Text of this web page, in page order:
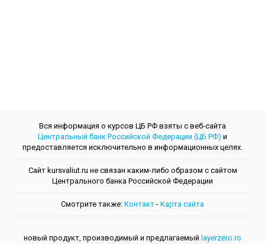
Вся информация о курсов ЦБ РФ взяты с веб-сайта
Центральный банк Российской Федерации (ЦБ РФ) и
предоставляется исключительно в информационных целях.
Сайт kursvaliut.ru не связан каким-либо образом с сайтом
Центрального банкa Российской Федерации
Смотрите также: Контакт - Kарта сайта
новый продукт, производимый и предлагаемый layerzero.ro